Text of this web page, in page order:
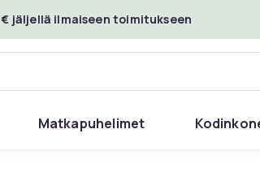
€ jäljellä ilmaiseen toimitukseen
Matkapuhelimet